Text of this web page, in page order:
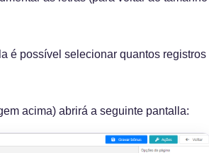
é possível selecionar quantos registros
acima) abrirá a seguinte pantalla: